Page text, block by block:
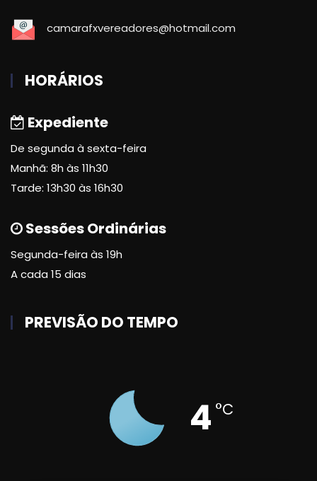
camarafxvereadores@hotmail.com
HORÁRIOS
Expediente
De segunda à sexta-feira
Manhã: 8h às 11h30
Tarde: 13h30 às 16h30
Sessões Ordinárias
Segunda-feira às 19h
A cada 15 dias
PREVISÃO DO TEMPO
4 °C